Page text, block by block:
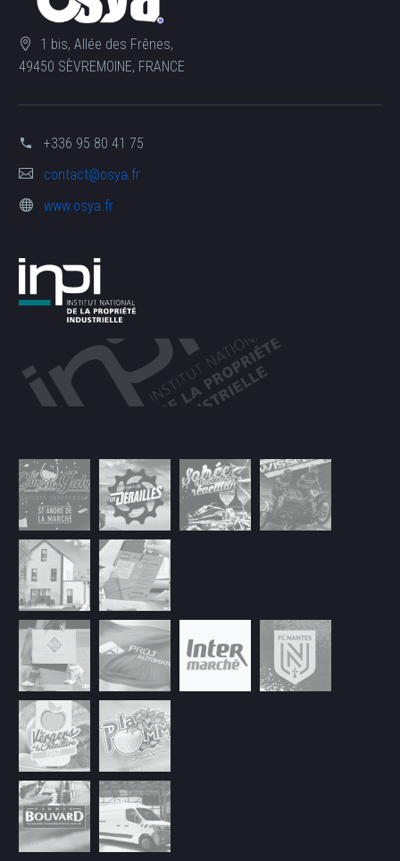
1 bis, Allée des Frênes,
49450 SÈVREMOINE, FRANCE
+336 95 80 41 75
contact@osya.fr
www.osya.fr